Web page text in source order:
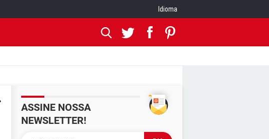
Idioma
ASSINE NOSSA
NEWSLETTER!